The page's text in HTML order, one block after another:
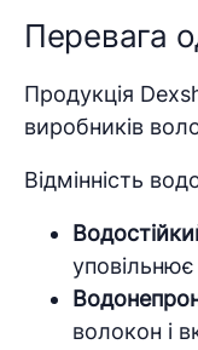
Перевага
Продукція
виробників
Відмінність
волокон і